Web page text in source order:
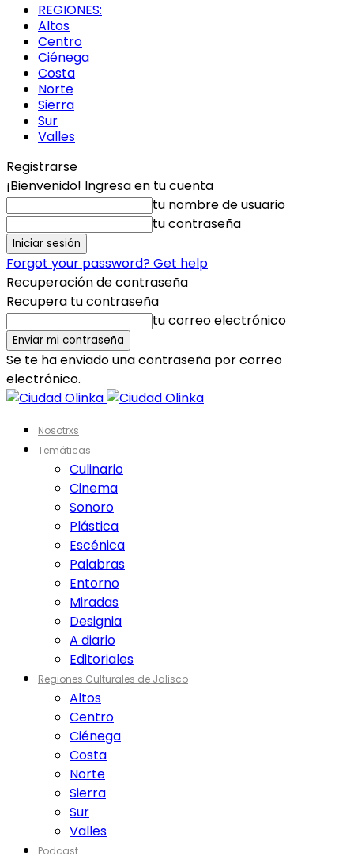
REGIONES:
Altos
Centro
Ciénega
Costa
Norte
Sierra
Sur
Valles
Registrarse
¡Bienvenido! Ingresa en tu cuenta
tu nombre de usuario
tu contraseña
Forgot your password? Get help
Recuperación de contraseña
Recupera tu contraseña
tu correo electrónico
Se te ha enviado una contraseña por correo
electrónico.
Nosotrxs
Temáticas
Culinario
Cinema
Sonoro
Plástica
Escénica
Palabras
Entorno
Miradas
Designia
A diario
Editoriales
Regiones Culturales de Jalisco
Altos
Centro
Ciénega
Costa
Norte
Sierra
Sur
Valles
Podcast